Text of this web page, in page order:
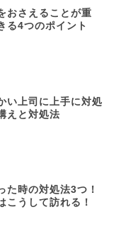
おさえることが重
る4つのポイント
い上司に上手に対処
えと対処法
た時の対処法3つ！
こうして訪れる！